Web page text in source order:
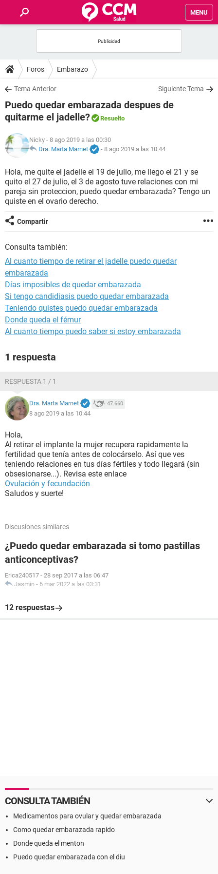
MENU
FOROS
SALUD
FAMILIA
NUTRICIÓN
SEXUALIDAD
Foros Embarazo
Tema Anterior Siguiente Tema
Puedo quedar embarazada despues de
quitarme el jadelle?
Resuelto
Nicky - 8 ago 2019 a las 00:30
Dra. Marta Marnet
- 8 ago 2019 a las 10:44
Hola, me quite el jadelle el 19 de julio, me llego el 21 y se
quito el 27 de julio, el 3 de agosto tuve relaciones con mi
pareja sin proteccion, puedo quedar embarazada? Tengo un
quiste en el ovario derecho.
Compartir
Consulta también:
Al cuanto tiempo de retirar el jadelle puedo quedar
embarazada
Días imposibles de quedar embarazada
Si tengo candidiasis puedo quedar embarazada
Teniendo quistes puedo quedar embarazada
Donde queda el fémur
Al cuanto tiempo puedo saber si estoy embarazada
1 respuesta
RESPUESTA 1 / 1
Dra. Marta Marnet 47.660
8 ago 2019 a las 10:44
Hola,
Al retirar el implante la mujer recupera rapidamente la
fertilidad que tenía antes de colocárselo. Así que ves
teniendo relaciones en tus días fértiles y todo llegará (sin
obsesionarse...). Revisa este enlace
Ovulación y fecundación
Saludos y suerte!
Discusiones similares
¿Puedo quedar embarazada si tomo pastillas
anticonceptivas?
Erica240517 - 28 sep 2017 a las 06:47
Jasmin - 6 mar 2022 a las 03:31
12 respuestas
CONSULTA TAMBIÉN
Medicamentos para ovular y quedar embarazada
Como quedar embarazada rapido
Donde queda el menton
Puedo quedar embarazada con el diu